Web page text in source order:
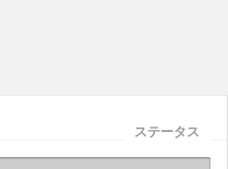
ステータス